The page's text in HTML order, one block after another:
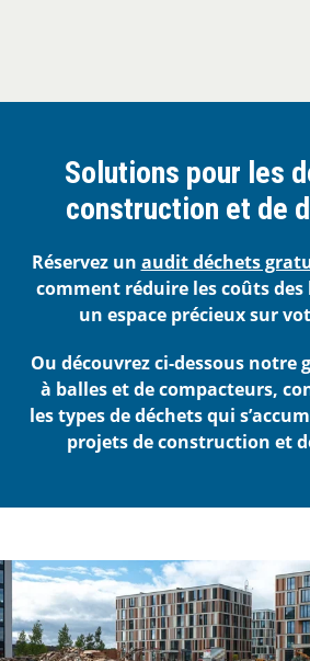
Solutions pour les
construction et de
Réservez un audit déchets
comment réduire les coûts
un espace précieux sur
Ou découvrez ci-dessous notre
à balles et de compacteurs,
les types de déchets qui
projets de construction et